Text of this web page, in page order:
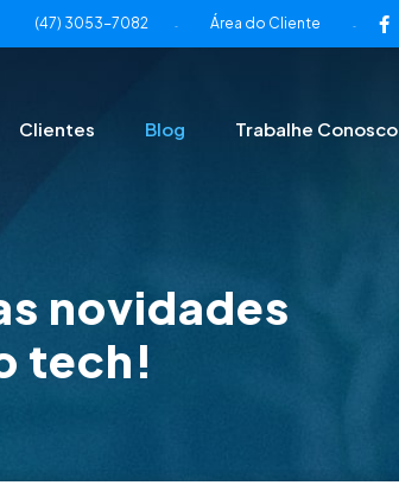
(47) 3053-7082 - Área do Cliente -
Clientes Blog Trabalhe Conosco
novidades
tech!